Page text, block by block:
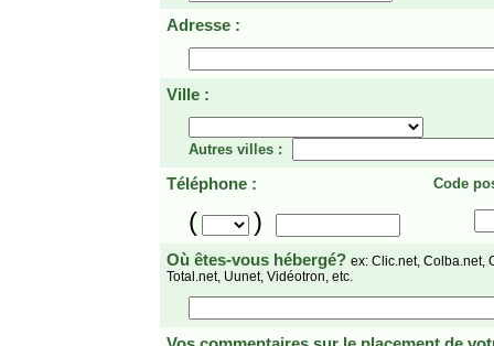
Adresse :
Ville :
Autres villes :
Téléphone : Code
( )
Où êtes-vous hébergé? ex: Clic.net, Colba.net,
Total.net, Uunet, Vidéotron, etc.